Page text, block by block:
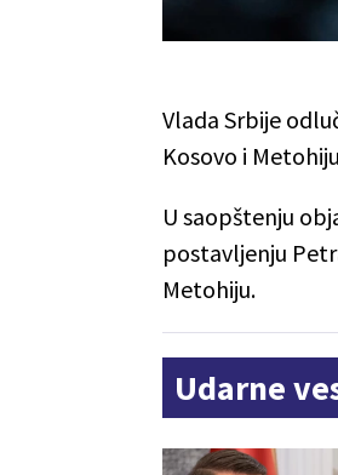
Vlada Srbije
Kosovo i
U saopštenju
postavljenju
Metohiju.
Udarne